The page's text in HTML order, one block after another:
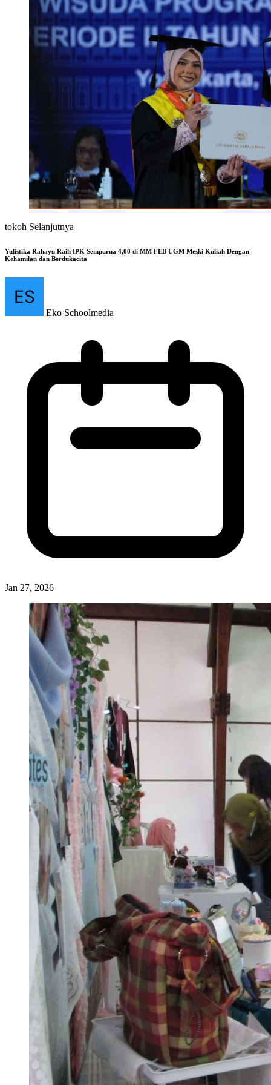
tokoh Selanjutnya
Yulistika Rahayu Raih IPK Sempurna 4,00 di MM FEB UGM Meski Kuliah Dengan
Kehamilan dan Berdukacita
Eko Schoolmedia
Jan 27, 2026